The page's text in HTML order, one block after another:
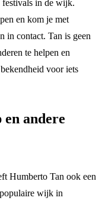
festivals in de wijk.
en kom je met
in contact. Tan is geen
te helpen en
voor iets
andere
Humberto Tan ook een
wijk in